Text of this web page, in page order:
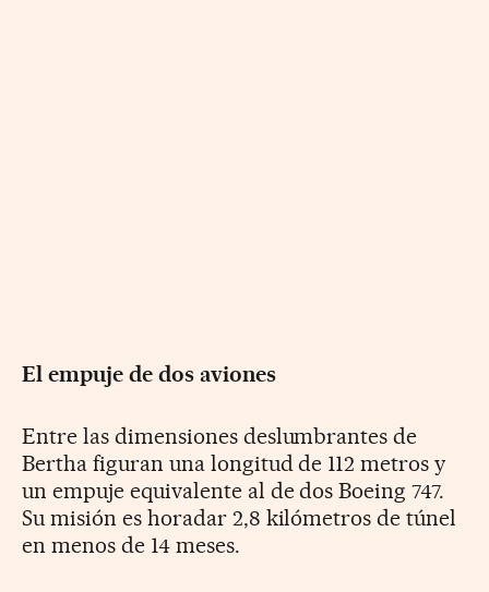
El empuje de dos aviones
Entre las dimensiones deslumbrantes de
Bertha figuran una longitud de 112 metros y
un empuje equivalente al de dos Boeing 747.
Su misión es horadar 2,8 kilómetros de túnel
en menos de 14 meses.